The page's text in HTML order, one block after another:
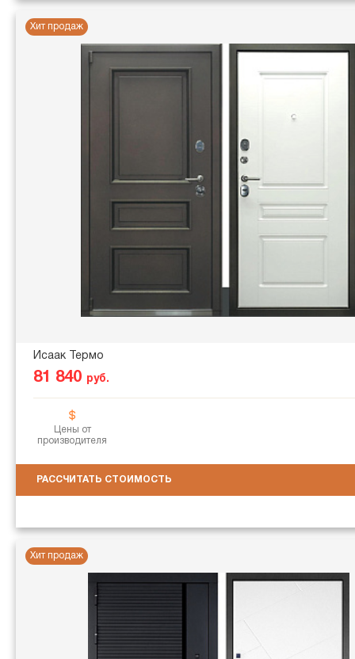
Хит продаж
Исаак Термо
81 840 руб.
Цены от
производителя
РАССЧИТАТЬ СТОИМОСТЬ
Хит продаж